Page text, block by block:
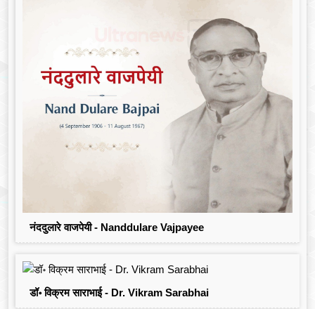
नंददुलारे वाजपेयी - Nanddulare Vajpayee
डॉ॰ विक्रम साराभाई - Dr. Vikram Sarabhai